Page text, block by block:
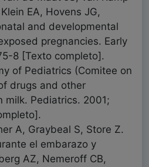
EA, Hovens JG,
and developmental
pregnancies. Early
8 [Texto completo].
of Pediatrics (Comitee on
drugs and other
milk. Pediatrics. 2001;
A, Graybeal S, Store Z.
el embarazo y
AZ, Nemeroff CB,